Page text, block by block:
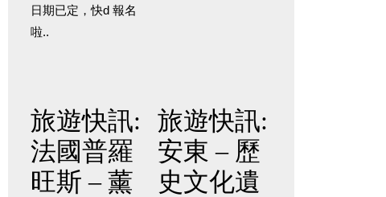
日期已定，快d 報名
啦..
旅遊快訊:
法國普羅
旺斯 – 薰
旅遊快訊:
安東 – 歷
史文化遺